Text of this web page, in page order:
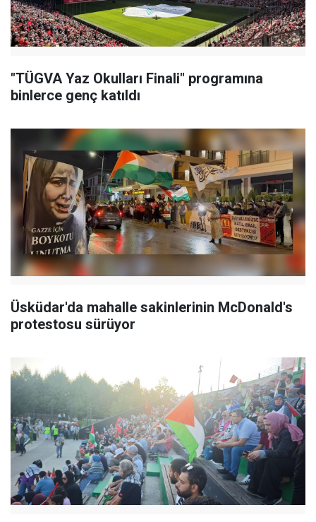
"TÜGVA Yaz Okulları Finali" programına
binlerce genç katıldı
Üsküdar'da mahalle sakinlerinin McDonald's
protestosu sürüyor